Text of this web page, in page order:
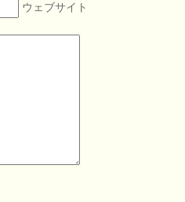
ウェブサイト